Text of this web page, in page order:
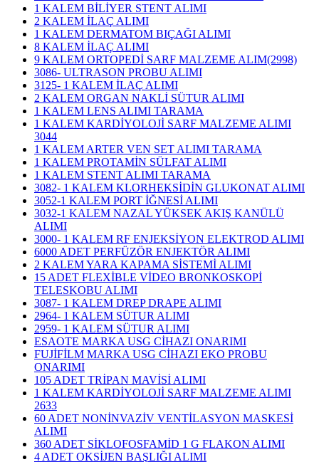
1 KALEM BİLİYER STENT ALIMI
2 KALEM İLAÇ ALIMI
1 KALEM DERMATOM BIÇAĞI ALIMI
8 KALEM İLAÇ ALIMI
9 KALEM ORTOPEDİ SARF MALZEME ALIM(2998)
3086- ULTRASON PROBU ALIMI
3125- 1 KALEM İLAÇ ALIMI
2 KALEM ORGAN NAKLİ SÜTUR ALIMI
1 KALEM LENS ALIMI TARAMA
1 KALEM KARDİYOLOJİ SARF MALZEME ALIMI
3044
1 KALEM ARTER VEN SET ALIMI TARAMA
1 KALEM PROTAMİN SÜLFAT ALIMI
1 KALEM STENT ALIMI TARAMA
3082- 1 KALEM KLORHEKSİDİN GLUKONAT ALIMI
3052-1 KALEM PORT İĞNESİ ALIMI
3032-1 KALEM NAZAL YÜKSEK AKIŞ KANÜLÜ
ALIMI
3000- 1 KALEM RF ENJEKSİYON ELEKTROD ALIMI
6000 ADET PERFÜZÖR ENJEKTÖR ALIMI
2 KALEM YARA KAPAMA SİSTEMİ ALIMI
15 ADET FLEXİBLE VİDEO BRONKOSKOPİ
TELESKOBU ALIMI
3087- 1 KALEM DREP DRAPE ALIMI
2964- 1 KALEM SÜTUR ALIMI
2959- 1 KALEM SÜTUR ALIMI
ESAOTE MARKA USG CİHAZI ONARIMI
FUJİFİLM MARKA USG CİHAZI EKO PROBU
ONARIMI
105 ADET TRİPAN MAVİSİ ALIMI
1 KALEM KARDİYOLOJİ SARF MALZEME ALIMI
2633
60 ADET NONİNVAZİV VENTİLASYON MASKESİ
ALIMI
360 ADET SİKLOFOSFAMİD 1 G FLAKON ALIMI
4 ADET OKSİJEN BAŞLIĞI ALIMI